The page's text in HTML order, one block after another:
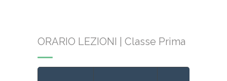
ORARIO LEZIONI | Classe Prima